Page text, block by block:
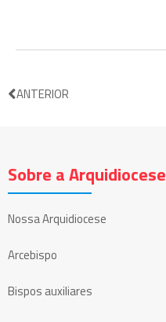
ANTERIOR
Sobre a Arquidiocese
Nossa Arquidiocese
Arcebispo
Bispos auxiliares